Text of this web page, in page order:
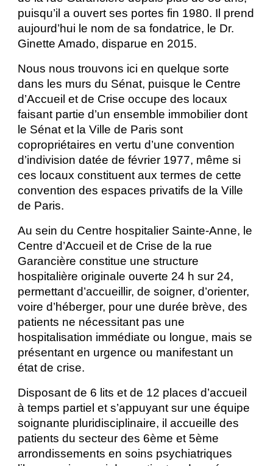
puisqu’il a ouvert ses portes fin 1980. Il prend
aujourd’hui le nom de sa fondatrice, le Dr.
Ginette Amado, disparue en 2015.
Nous nous trouvons ici en quelque sorte
dans les murs du Sénat, puisque le Centre
d’Accueil et de Crise occupe des locaux
faisant partie d’un ensemble immobilier dont
le Sénat et la Ville de Paris sont
copropriétaires en vertu d’une convention
d’indivision datée de février 1977, même si
ces locaux constituent aux termes de cette
convention des espaces privatifs de la Ville
de Paris.
Au sein du Centre hospitalier Sainte-Anne, le
Centre d’Accueil et de Crise de la rue
Garancière constitue une structure
hospitalière originale ouverte 24 h sur 24,
permettant d’accueillir, de soigner, d’orienter,
voire d’héberger, pour une durée brève, des
patients ne nécessitant pas une
hospitalisation immédiate ou longue, mais se
présentant en urgence ou manifestant un
état de crise.
Disposant de 6 lits et de 12 places d’accueil
à temps partiel et s’appuyant sur une équipe
soignante pluridisciplinaire, il accueille des
patients du secteur des 6ème et 5ème
arrondissements en soins psychiatriques